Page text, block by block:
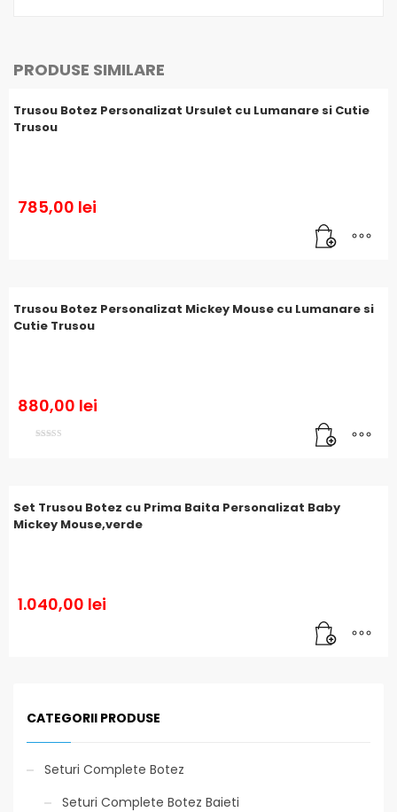
PRODUSE SIMILARE
Trusou Botez Personalizat Ursulet cu Lumanare si Cutie
Trusou
785,00 lei
Trusou Botez Personalizat Mickey Mouse cu Lumanare si
Cutie Trusou
880,00 lei
Set Trusou Botez cu Prima Baita Personalizat Baby
Mickey Mouse,verde
1.040,00 lei
CATEGORII PRODUSE
Seturi Complete Botez
Seturi Complete Botez Baieti